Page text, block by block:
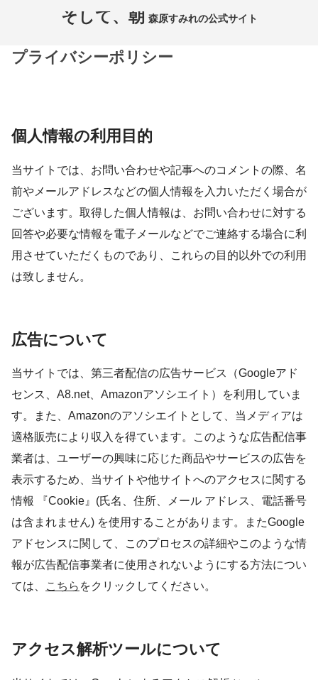
そして、朝 森原すみれの公式サイト
プライバシーポリシー
個人情報の利用目的
当サイトでは、お問い合わせや記事へのコメントの際、名
前やメールアドレスなどの個人情報を入力いただく場合が
ございます。取得した個人情報は、お問い合わせに対する
回答や必要な情報を電子メールなどでご連絡する場合に利
用させていただくものであり、これらの目的以外での利用
は致しません。
広告について
当サイトでは、第三者配信の広告サービス（Googleアド
センス、A8.net、Amazonアソシエイト）を利用していま
す。また、Amazonのアソシエイトとして、当メディアは
適格販売により収入を得ています。このような広告配信事
業者は、ユーザーの興味に応じた商品やサービスの広告を
表示するため、当サイトや他サイトへのアクセスに関する
情報 『Cookie』(氏名、住所、メール アドレス、電話番号
は含まれません) を使用することがあります。またGoogle
アドセンスに関して、このプロセスの詳細やこのような情
報が広告配信事業者に使用されないようにする方法につい
ては、
こちら をクリックしてください。
アクセス解析ツールについて